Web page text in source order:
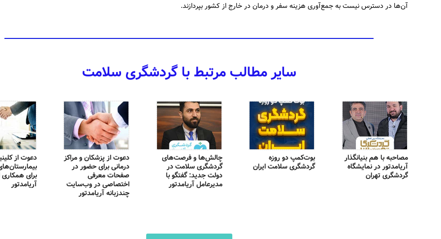
آن‌ها در دسترس نیست به جمع‌آوری هزینه سفر و درمان در خارج از کشور بپردازند.
سایر مطالب مرتبط با گردشگری سلامت
مصاحبه با هم بنیانگذار
آریامدتور در نمایشگاه
گردشگری تهران
بوت‌کمپ دو روزه
گردشگری سلامت ایران
چالش‌ها و فرصت‌های
گردشگری سلامت در
دولت جدید: گفتگو با
مدیرعامل آریامدتور
دعوت از پزشکان و مراکز
درمانی برای حضور در
صفحات معرفی
اختصاصی در وب‌سایت
چندزبانه آریامدتور
دعوت از
برای همکاری
آریامدتور